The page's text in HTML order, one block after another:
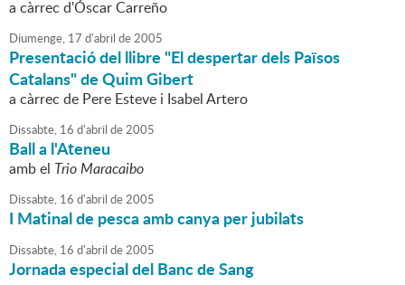
a càrrec d'Óscar Carreño
Diumenge, 17 d'abril de2005
Presentació del llibre "El despertar dels Països
Catalans" de Quim Gibert
a càrrec de Pere Esteve i Isabel Artero
Dissabte, 16 d'abril de2005
Ball a l'Ateneu
amb el Trio Maracaibo
Dissabte, 16 d'abril de2005
I Matinal de pesca amb canya per jubilats
Dissabte, 16 d'abril de2005
Jornada especial del Banc de Sang